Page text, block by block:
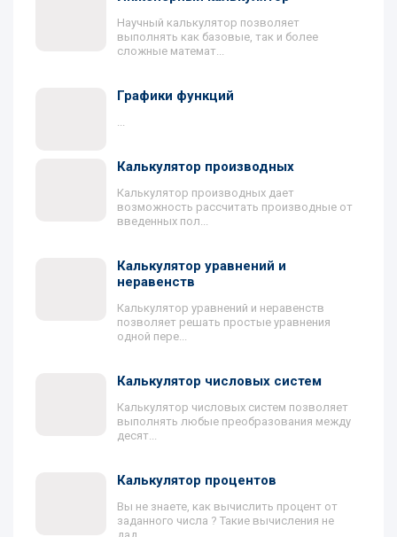
Научный калькулятор позволяет
выполнять как базовые, так и более
сложные математ...
Графики функций
...
Калькулятор производных
Калькулятор производных дает
возможность рассчитать производные от
введенных пол...
Калькулятор уравнений и
неравенств
Калькулятор уравнений и неравенств
позволяет решать простые уравнения
одной пере...
Калькулятор числовых систем
Калькулятор числовых систем позволяет
выполнять любые преобразования между
десят...
Калькулятор процентов
Вы не знаете, как вычислить процент от
заданного числа ? Такие вычисления не